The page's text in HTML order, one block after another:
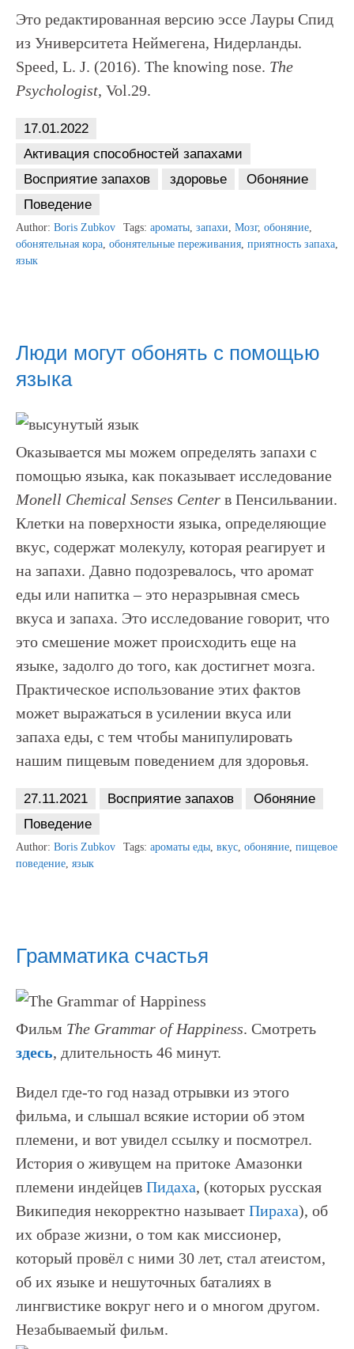
Это редактированная версию эссе Лауры Спид
из Университета Неймегена, Нидерланды.
Speed, L. J. (2016). The knowing nose. The
Psychologist, Vol.29.
17.01.2022
Активация способностей запахами
Восприятие запахов
здоровье
Обоняние
Поведение
Author: Boris Zubkov Tags: ароматы, запахи, Мозг, обоняние,
обонятельная кора, обонятельные переживания, приятность запаха,
язык
Люди могут обонять с помощью
языка
Оказывается мы можем определять запахи с
помощью языка, как показывает исследование
Monell Chemical Senses Center в Пенсильвании.
Клетки на поверхности языка, определяющие
вкус, содержат молекулу, которая реагирует и
на запахи. Давно подозревалось, что аромат
еды или напитка – это неразрывная смесь
вкуса и запаха. Это исследование говорит, что
это смешение может происходить еще на
языке, задолго до того, как достигнет мозга.
Практическое использование этих фактов
может выражаться в усилении вкуса или
запаха еды, с тем чтобы манипулировать
нашим пищевым поведением для здоровья.
27.11.2021 Восприятие запахов
Обоняние
Поведение
Author: Boris Zubkov Tags: ароматы еды, вкус, обоняние, пищевое
поведение, язык
Грамматика счастья
Фильм The Grammar of Happiness. Смотреть
здесь, длительность 46 минут.
Видел где-то год назад отрывки из этого
фильма, и слышал всякие истории об этом
племени, и вот увидел ссылку и посмотрел.
История о живущем на притоке Амазонки
племени индейцев Пидаха, (которых русская
Википедия некорректно называет Пираха), об
их образе жизни, о том как миссионер,
который провёл с ними 30 лет, стал атеистом,
об их языке и нешуточных баталиях в
лингвистике вокруг него и о многом другом.
Незабываемый фильм.